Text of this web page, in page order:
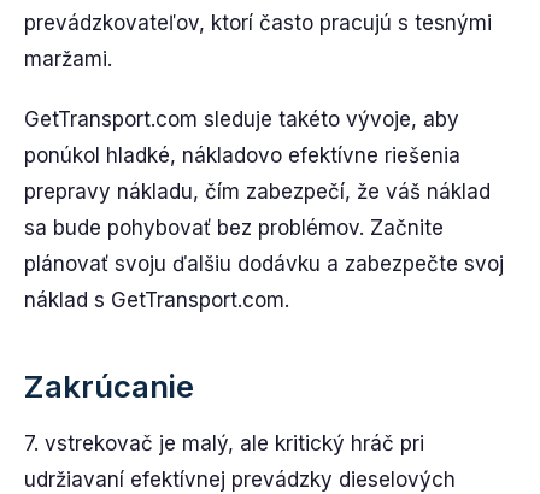
prevádzkovateľov, ktorí často pracujú s tesnými
maržami.
GetTransport.com sleduje takéto vývoje, aby
ponúkol hladké, nákladovo efektívne riešenia
prepravy nákladu, čím zabezpečí, že váš náklad
sa bude pohybovať bez problémov. Začnite
plánovať svoju ďalšiu dodávku a zabezpečte svoj
náklad s GetTransport.com.
Zakrúcanie
7. vstrekovač je malý, ale kritický hráč pri
udržiavaní efektívnej prevádzky dieselových